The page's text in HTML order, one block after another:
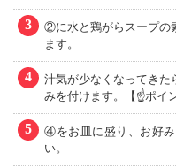
3
②に水と鶏がらスープの
ます。
4
汁気が少なくなってきた
みを付けます。【☝ポイ
5
④をお皿に盛り、お好
い。